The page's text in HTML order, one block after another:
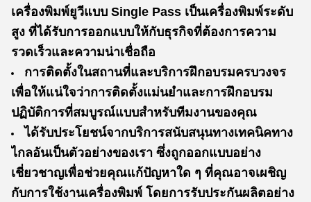
เครื่องพิมพ์ยูวีแบบ Single Pass เป็นเครื่องพิมพ์ระดับ
สูง ที่ได้รับการออกแบบให้กับธุรกิจที่ต้องการความ
รวดเร็วและความน่าเชื่อถือ
การติดตั้งในสถานที่และบริการฝึกอบรมครบวงจร
เพื่อให้แน่ใจว่าการติดตั้งแม่นยําและการฝึกอบรม
ปฏิบัติการที่สมบูรณ์แบบสําหรับทีมงานของคุณ
ได้รับประโยชน์จากบริการสนับสนุนทางเทคนิคทาง
ไกลอันเป็นตัวอย่างของเรา ซึ่งถูกออกแบบอย่าง
เชี่ยวชาญเพื่อช่วยคุณแก้ปัญหาใด ๆ ที่คุณอาจเผชิญ
กับการใช้งานเครื่องพิมพ์ โดยการรับประกันผลิตอย่าง